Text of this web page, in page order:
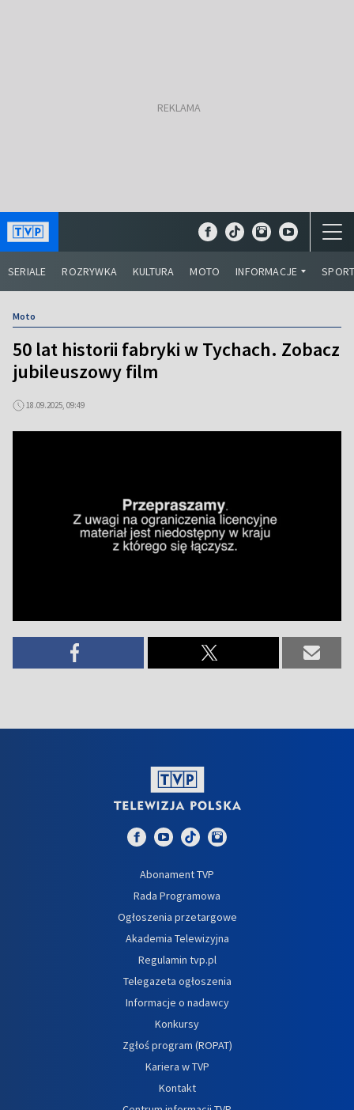
SERIALE ROZRYWKA KULTURA MOTO INFORMACJE
Moto
50 lat historii fabryki w Tychach. Zobacz
jubileuszowy film
18.09.2025, 09:49
Abonament TVP
Rada Programowa
Ogłoszenia przetargowe
Akademia Telewizyjna
Regulamin tvp.pl
Telegazeta ogłoszenia
Informacje o nadawcy
Konkursy
Zgłoś program (ROPAT)
Kariera w TVP
Kontakt